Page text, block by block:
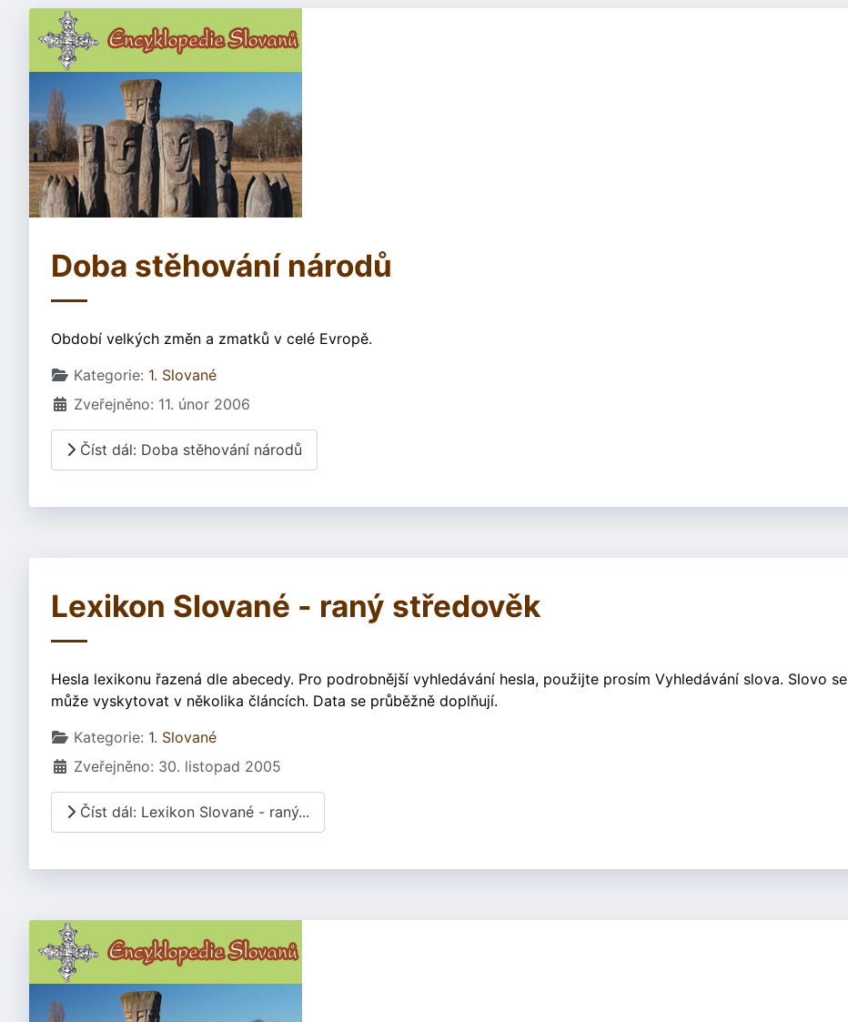
Doba stěhování národů
Období velkých změn a zmatků v celé Evropě.
Základní údaje
Kategorie: 1. Slované
Zveřejněno: 11. únor 2006
Číst dál: Doba stěhování národů
Lexikon Slované - raný středověk
Hesla lexikonu řazená dle abecedy. Pro podrobnější vyhledávání hesla, použijte prosím Vyhledávání slova. Slovo se
může vyskytovat v několika článcích. Data se průběžně doplňují.
Základní údaje
Kategorie: 1. Slované
Zveřejněno: 30. listopad 2005
Číst dál: Lexikon Slované - raný...